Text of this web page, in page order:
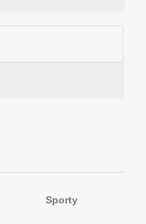
Sporty